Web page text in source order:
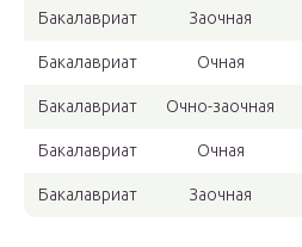
Бакалавриат Заочная
Бакалавриат Очная
Бакалавриат Очно-заочная
Бакалавриат Очная
Бакалавриат Заочная